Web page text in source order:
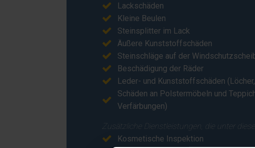
Lackschäden
Kleine Beulen
Steinsplitter im Lack
Äußere Kunststoffschäden
Steinschläge auf der
Beschädigung der Räder
Leder- und Kunststoffschäden
Schäden an Polstermöbeln und
Verfärbungen)
Zusätzliche Dienstleistungen, die unter
Kosmetische Inspektion